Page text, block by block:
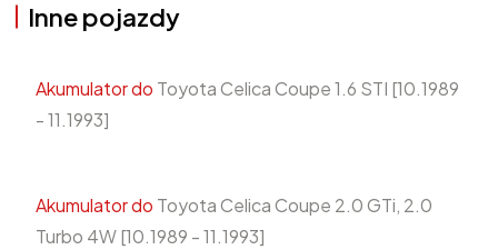
Inne pojazdy
Akumulator do Toyota Celica Coupe 1.6 STI [10.1989
- 11.1993]
Akumulator do Toyota Celica Coupe 2.0 GTi, 2.0
Turbo 4W [10.1989 - 11.1993]